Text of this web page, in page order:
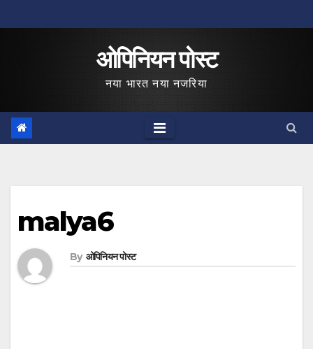
to
ओपिनियन पोस्ट
नया भारत नया नजरिया
malya6
By ओपिनियन पोस्ट